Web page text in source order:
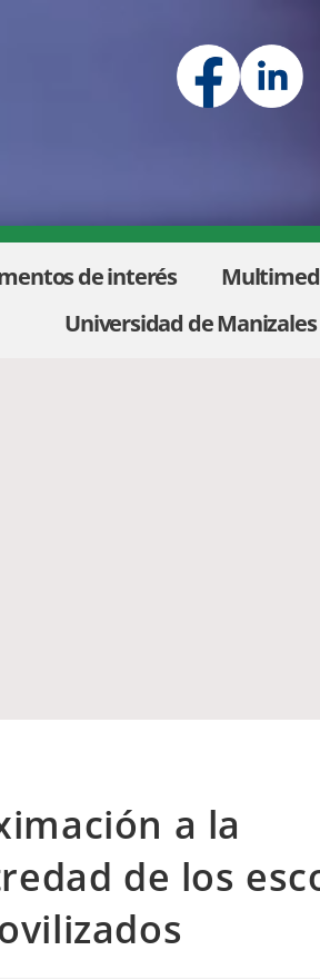
de interés
Universidad de Manizales
a la
de los